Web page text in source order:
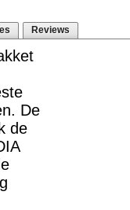
Reviews
De
de